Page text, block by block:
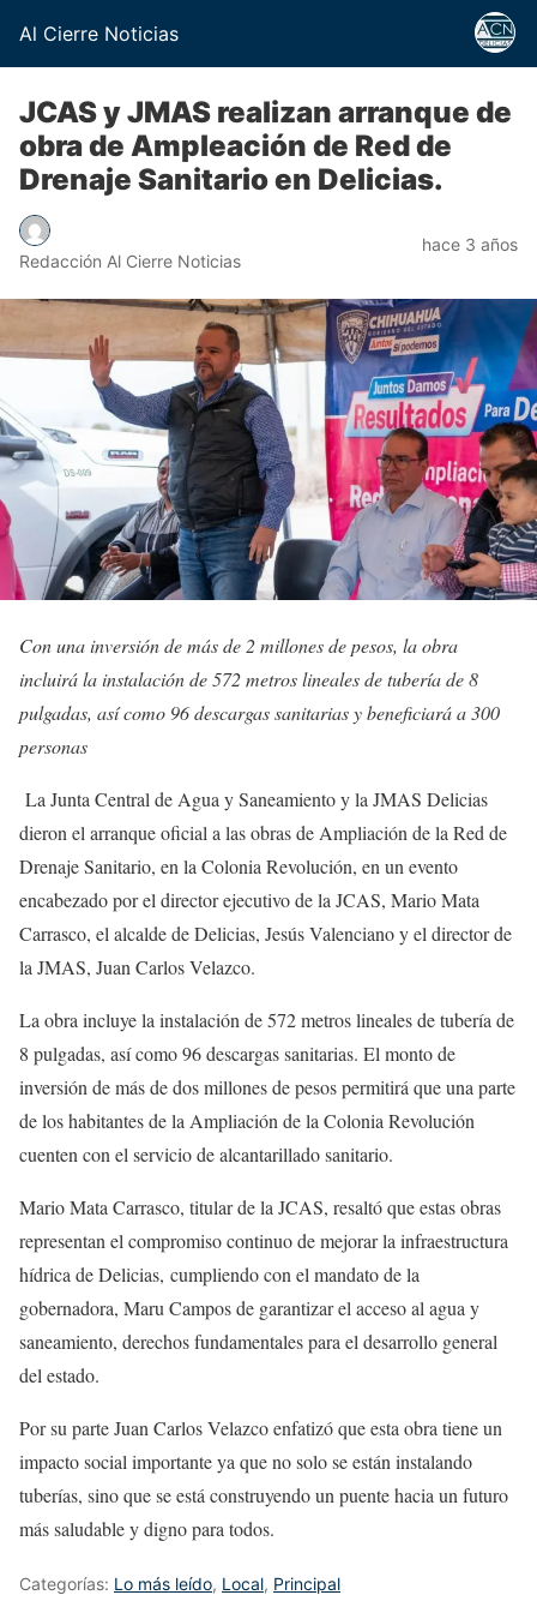
Al Cierre Noticias
JCAS y JMAS realizan arranque de
obra de Ampleación de Red de
Drenaje Sanitario en Delicias.
Redacción Al Cierre Noticias
hace 3 años
Con una inversión de más de 2 millones de pesos, la obra
incluirá la instalación de 572 metros lineales de tubería de 8
pulgadas, así como 96 descargas sanitarias y beneficiará a 300
personas
La Junta Central de Agua y Saneamiento y la JMAS Delicias
dieron el arranque oficial a las obras de Ampliación de la Red de
Drenaje Sanitario, en la Colonia Revolución, en un evento
encabezado por el director ejecutivo de la JCAS, Mario Mata
Carrasco, el alcalde de Delicias, Jesús Valenciano y el director de
la JMAS, Juan Carlos Velazco.
La obra incluye la instalación de 572 metros lineales de tubería de
8 pulgadas, así como 96 descargas sanitarias. El monto de
inversión de más de dos millones de pesos permitirá que una parte
de los habitantes de la Ampliación de la Colonia Revolución
cuenten con el servicio de alcantarillado sanitario.
Mario Mata Carrasco, titular de la JCAS, resaltó que estas obras
representan el compromiso continuo de mejorar la infraestructura
hídrica de Delicias, cumpliendo con el mandato de la
gobernadora, Maru Campos de garantizar el acceso al agua y
saneamiento, derechos fundamentales para el desarrollo general
del estado.
Por su parte Juan Carlos Velazco enfatizó que esta obra tiene un
impacto social importante ya que no solo se están instalando
tuberías, sino que se está construyendo un puente hacia un futuro
más saludable y digno para todos.
Categorías: Lo más leído, Local, Principal